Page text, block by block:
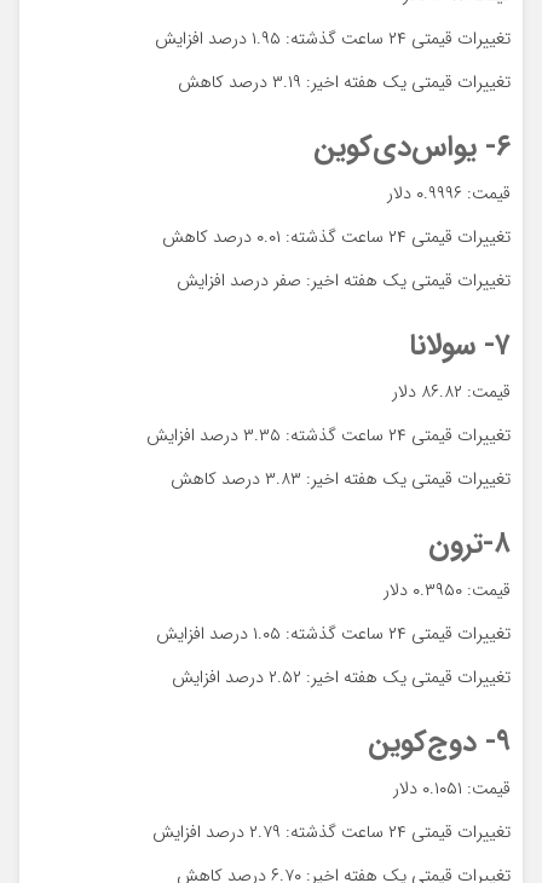
تغییرات قیمتی ۲۴ ساعت گذشته: ۱.۹۵ درصد افزایش
تغییرات قیمتی یک هفته اخیر: ۳.۱۹ درصد کاهش
۶- یواس‌دی‌کوین
قیمت: ۰.۹۹۹۶ دلار
تغییرات قیمتی ۲۴ ساعت گذشته: ۰.۰۱ درصد کاهش
تغییرات قیمتی یک هفته اخیر: صفر درصد افزایش
۷- سولانا
قیمت: ۸۶.۸۲ دلار
تغییرات قیمتی ۲۴ ساعت گذشته: ۳.۳۵ درصد افزایش
تغییرات قیمتی یک هفته اخیر: ۳.۸۳ درصد کاهش
۸-ترون
قیمت: ۰.۳۹۵۰ دلار
تغییرات قیمتی ۲۴ ساعت گذشته: ۱.۰۵ درصد افزایش
تغییرات قیمتی یک هفته اخیر: ۲.۵۲ درصد افزایش
۹- دوج‌کوین
قیمت: ۰.۱۰۵۱ دلار
تغییرات قیمتی ۲۴ ساعت گذشته: ۲.۷۹ درصد افزایش
تغییرات قیمتی یک هفته اخیر: ۶.۷۰ درصد کاهش